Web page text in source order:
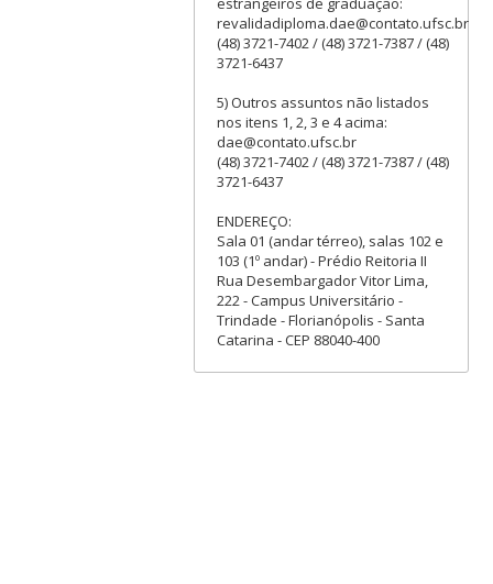
revalidadiploma.dae@contato.ufsc.br
(48) 3721-7402 / (48) 3721-7387 / (48)
3721-6437
5) Outros assuntos não listados
nos itens 1, 2, 3 e 4 acima:
dae@contato.ufsc.br
(48) 3721-7402 / (48) 3721-7387 / (48)
3721-6437
ENDEREÇO:
Sala 01 (andar térreo), salas 102 e
103 (1º andar) - Prédio Reitoria II
Rua Desembargador Vitor Lima,
222 - Campus Universitário -
Trindade - Florianópolis - Santa
Catarina - CEP 88040-400